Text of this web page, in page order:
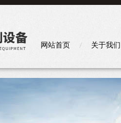
网站首页 关于我们